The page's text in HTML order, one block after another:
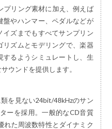
プリング素材に加え、例えば
盤やハンマー、ペダルなどが
イズまでもすべてサンプリン
ズムとモデリングで、楽器
るようシミュレートし、生
ウンドを提供します。
を見ない24bit/48kHzのサン
ーを採用。一般的なCD音質
れた周波数特性とダイナミク